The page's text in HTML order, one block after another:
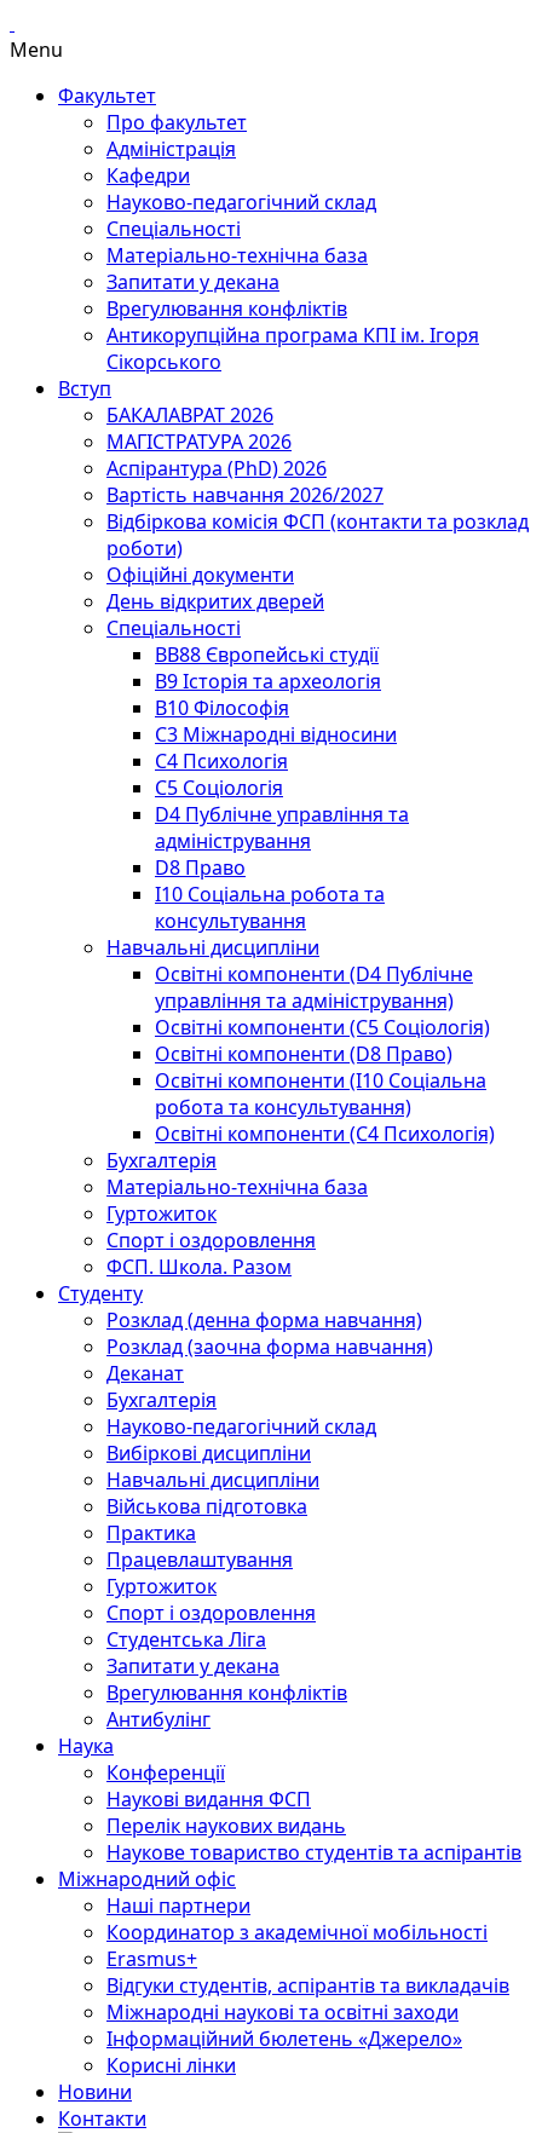
Menu
Факультет
Про факультет
Адміністрація
Кафедри
Науково-педагогічний склад
Спеціальності
Матеріально-технічна база
Запитати у декана
Врегулювання конфліктів
Антикорупційна програма КПІ ім. Ігоря
Сікорського
Вступ
БАКАЛАВРАТ 2026
МАГІСТРАТУРА 2026
Аспірантура (PhD) 2026
Вартість навчання 2026/2027
Відбіркова комісія ФСП (контакти та розклад
роботи)
Офіційні документи
День відкритих дверей
Спеціальності
BВ88 Європейські студії
B9 Історія та археологія
B10 Філософія
C3 Міжнародні відносини
C4 Психологія
С5 Соціологія
D4 Публічне управління та
адміністрування
D8 Право
I10 Соціальна робота та
консультування
Навчальні дисципліни
Освітні компоненти (D4 Публічне
управління та адміністрування)
Освітні компоненти (С5 Соціологія)
Освітні компоненти (D8 Право)
Освітні компоненти (I10 Соціальна
робота та консультування)
Освітні компоненти (С4 Психологія)
Бухгалтерія
Матеріально-технічна база
Гуртожиток
Спорт і оздоровлення
ФСП. Школа. Разом
Студенту
Розклад (денна форма навчання)
Розклад (заочна форма навчання)
Деканат
Бухгалтерія
Науково-педагогічний склад
Вибіркові дисципліни
Навчальні дисципліни
Військова підготовка
Практика
Працевлаштування
Гуртожиток
Спорт і оздоровлення
Студентська Ліга
Запитати у декана
Врегулювання конфліктів
Антибулінг
Наука
Конференції
Наукові видання ФСП
Перелік наукових видань
Наукове товариство студентів та аспірантів
Міжнародний офіс
Наші партнери
Координатор з академічної мобільності
Erasmus+
Відгуки студентів, аспірантів та викладачів
Міжнародні наукові та освітні заходи
Інформаційний бюлетень «Джерело»
Корисні лінки
Новини
Контакти